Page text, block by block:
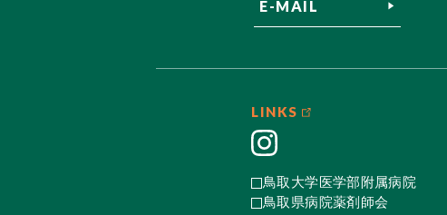
E-MAIL
LINKS
鳥取大学医学部附属病院
鳥取県病院薬剤師会